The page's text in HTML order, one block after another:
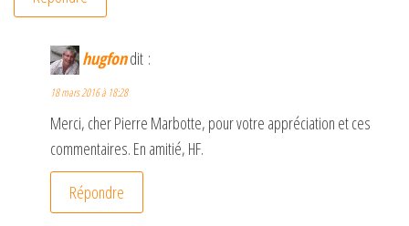
hugfondit :
18 mars 2016 à 18:28
Merci, cher Pierre Marbotte, pour votre appréciation et ces
commentaires. En amitié, HF.
Répondre